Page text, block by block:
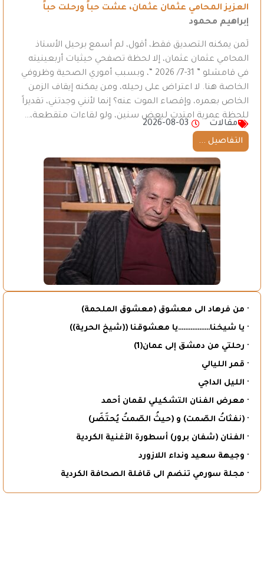
العزيز المحامي عثمان عثمان، عشت حباً ورحلت حباً
إبراهيم محمود
لَمن يمكنه التصديق فقط، أقول، لم أسمع برحيل الأستاذ
المحامي عثمان عثمان، إلا لحظة تصفحي حيثيات أربعينيته
في قامشلو ” 31-7/ 2026 “، وبسبب أموري الصحية وظروفي
الخاصة هنا. لا اعتراض على رحيله، ومن يمكنه إيقاف الزمن
الخاص بعمره، وإقصاء الموت عنه؟ إنما لأنني وجدتني، تقديراً
للحظة عمرية امتدت لبعض سنين، ولو لقاءات متقطعة،…
مقالات
2026-08-03
التفاصيل ...
· من فرهاد الى معشوق (معشوق الملحمة)
· يا شيخنا………………يا معشوقنا ((شيخ الحرية))
· رحلتي من دمشق إلى عمان(1)
· قمر الليالي
· الليل الداجي
· معرض الفنان التشكيلي لقمان أحمد
· (نفثاتُ الصّمت) و (حيثُ الصّمتُ يُحتَضَر)
· الفنان (شفان برور) أسطورة الأغنية الكردية
· وجيهة سعيد ونداء اللازورد
· مجلة سورمي تنضم الى قافلة الصحافة الكردية